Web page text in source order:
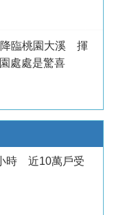
降臨桃園大溪 揮
處處是驚喜
時 近10萬戶受